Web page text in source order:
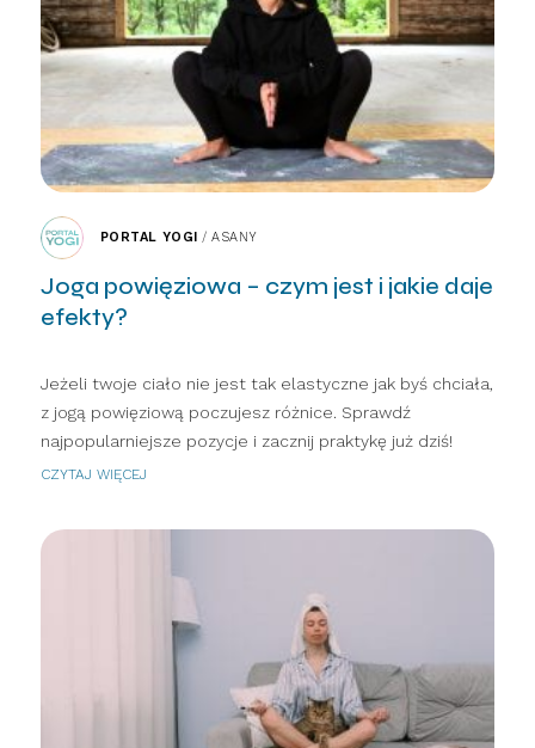
PORTAL YOGI /ASANY
Joga powięziowa – czym jest i jakie daje
efekty?
Jeżeli twoje ciało nie jest tak elastyczne jak byś chciała,
z jogą powięziową poczujesz różnice. Sprawdź
najpopularniejsze pozycje i zacznij praktykę już dziś!
CZYTAJ WIĘCEJ